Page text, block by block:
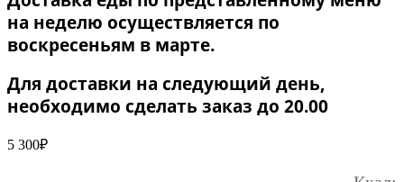
на неделю осуществляется по
воскресеньям в марте.
Для доставки на следующий день,
необходимо сделать заказ до 20.00
5 300₽